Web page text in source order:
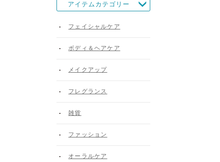
アイテムカテゴリー
フェイシャルケア
ボディ＆ヘアケア
メイクアップ
フレグランス
雑貨
ファッション
オーラルケア